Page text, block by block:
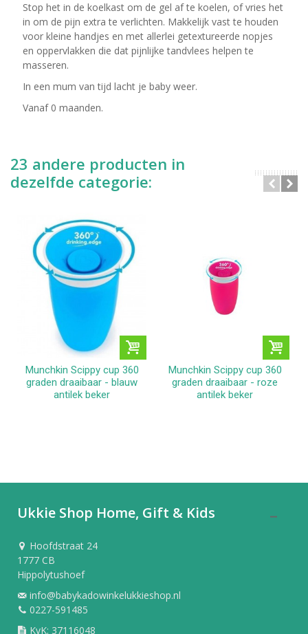
Stop het in de koelkast om de gel af te koelen, of vries het
in om de pijn extra te verlichten. Makkelijk vast te houden
voor kleine handjes en met allerlei getextureerde nopjes
en oppervlakken die dat pijnlijke tandvlees helpen te
masseren.
In een mum van tijd lacht je baby weer.
Vanaf 0 maanden.
23 andere producten in
dezelfde categorie:
Munchkin Scippy cup 360
graden draaibaar - blauw
antilek beker
Munchkin Scippy cup 360
graden draaibaar - roze
antilek beker
Ukkie Shop Home, Gift & Kids
Hoofdstraat 24
1777 CB
Hippolytushoef
info@babykadowinkelukkieshop.nl
0227-591485
KvK: 37116048